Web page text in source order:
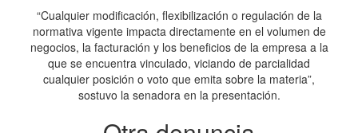
“Cualquier modificación, flexibilización o regulación de la
normativa vigente impacta directamente en el volumen de
negocios, la facturación y los beneficios de la empresa a la
que se encuentra vinculado, viciando de parcialidad
cualquier posición o voto que emita sobre la materia”,
sostuvo la senadora en la presentación.